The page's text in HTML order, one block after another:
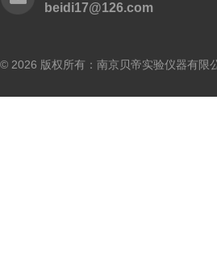
beidi17@126.com
© 2026 版权所有：南京贝帝实验仪器有限